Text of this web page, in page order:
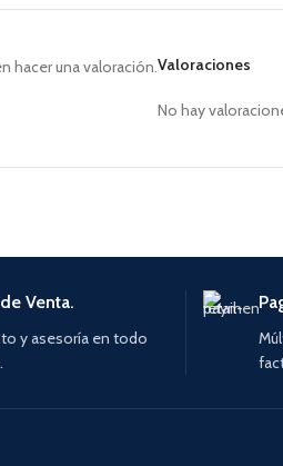
Valoraciones
No hay
hacer una valoración.
Venta.
y asesoría en todo